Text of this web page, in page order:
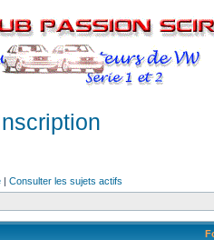
| Consulter les sujets actifs